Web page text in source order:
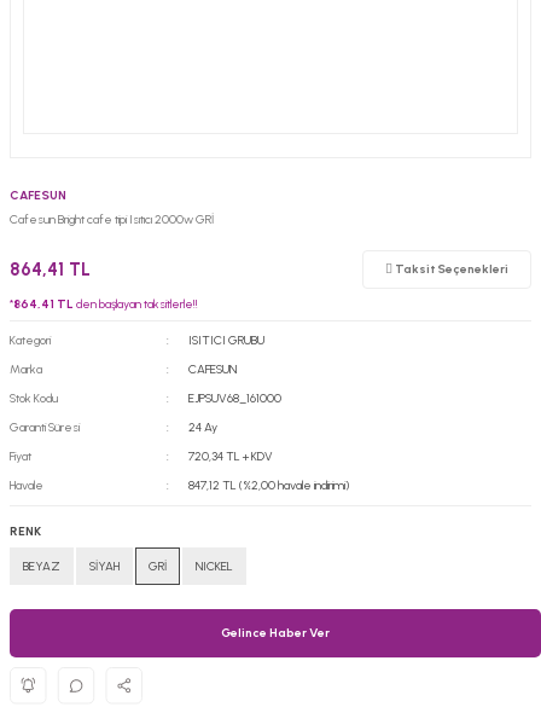
CAFESUN
Cafesun Bright cafe tipi Isıtıcı 2000w GRİ
864,41 TL Taksit Seçenekleri
*864,41 TL den başlayan taksitlerle!!
Kategori
ISITICI GRUBU
Marka
CAFESUN
Stok Kodu
EJPSUV68_161000
Garanti Süresi
24 Ay
Fiyat
720,34 TL + KDV
Havale
847,12 TL (%2,00 havale indirimi)
RENK
BEYAZ SİYAH GRİ NICKEL
Gelince Haber Ver